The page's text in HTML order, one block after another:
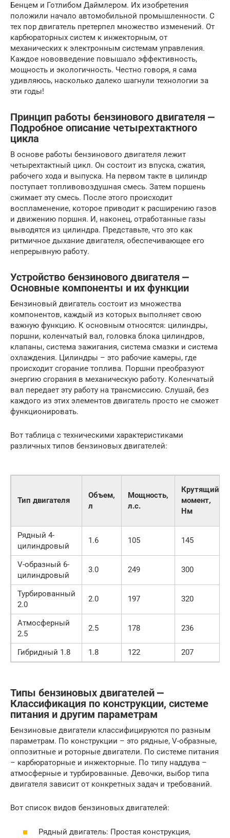
Бенцем и Готлибом Даймлером. Их изобретения
положили начало автомобильной промышленности. С
тех пор двигатель претерпел множество изменений. От
карбюраторных систем к инжекторным, от
механических к электронным системам управления.
Каждое нововведение повышало эффективность,
мощность и экологичность. Честно говоря, я сама
удивляюсь, насколько далеко шагнули технологии за
эти годы!
Принцип работы бензинового двигателя ⎼
Подробное описание четырехтактного
цикла
В основе работы бензинового двигателя лежит
четырехтактный цикл. Он состоит из впуска, сжатия,
рабочего хода и выпуска. На первом такте в цилиндр
поступает топливовоздушная смесь. Затем поршень
сжимает эту смесь. После этого происходит
воспламенение, которое приводит к расширению газов
и движению поршня. И, наконец, отработанные газы
выводятся из цилиндра. Представьте, что это как
ритмичное дыхание двигателя, обеспечивающее его
непрерывную работу.
Устройство бензинового двигателя ⎼
Основные компоненты и их функции
Бензиновый двигатель состоит из множества
компонентов, каждый из которых выполняет свою
важную функцию. К основным относятся: цилиндры,
поршни, коленчатый вал, головка блока цилиндров,
клапаны, система зажигания, система смазки и система
охлаждения. Цилиндры – это рабочие камеры, где
происходит сгорание топлива. Поршни преобразуют
энергию сгорания в механическую работу. Коленчатый
вал передает эту работу на трансмиссию. Слушай, без
каждого из этих элементов двигатель просто не сможет
функционировать.
Вот таблица с техническими характеристиками
различных типов бензиновых двигателей:
Тип двигателя
Объем,
л
Мощность,
л.с.
Крутящий
момент,
Нм
Рядный 4-
цилиндровый
1.6 105 145
V-образный 6-
цилиндровый
3.0 249 300
Турбированный
2.0
2.0 197 320
Атмосферный
2.5
2.5 178 236
Гибридный 1.8 1.8 122 207
Типы бензиновых двигателей ⎼
Классификация по конструкции, системе
питания и другим параметрам
Бензиновые двигатели классифицируются по разным
параметрам. По конструкции – это рядные, V-образные,
оппозитные и роторные двигатели. По системе питания
– карбюраторные и инжекторные. По типу наддува –
атмосферные и турбированные. Девочки, выбор типа
двигателя зависит от конкретных задач и требований.
Вот список видов бензиновых двигателей:
Рядный двигатель: Простая конструкция,